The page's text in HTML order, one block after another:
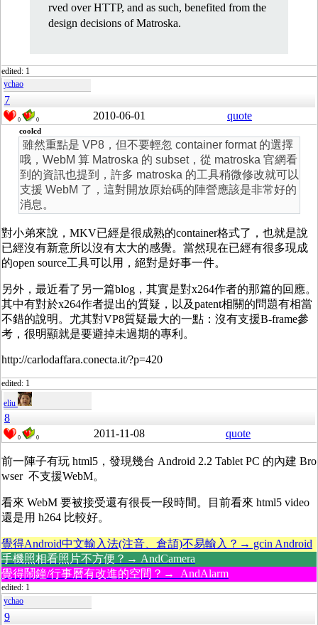
rved over HTTP, and as such, benefited from the
design decisions of Matroska.
edited: 1
ychao
7
0 0 2010-06-01 quote
coolcd
雖然重點是 VP8，但不要輕忽 container format 的選擇
哦，WebM 算 Matroska 的 subset，從 matroska 官網看
到的資訊也提到，許多 matroska 的工具稍微修改就可以
支援 WebM 了，這對開放原始碼的陣營應該是非常好的
消息。
對小弟來說，MKV已經是很成熟的container格式了，也就是說
已經沒有新意所以沒有太大的感覺。當然現在已經有很多現成
的open source工具可以用，絕對是好事一件。
另外，最近看了另一篇blog，其實是對x264作者的那篇的回應。
其中有對於x264作者提出的質疑，以及patent相關的問題有相當
不錯的說明。尤其對VP8質疑最大的一點：沒有支援B-frame參
考，很明顯就是要避掉未過期的專利。
http://carlodaffara.conecta.it/?p=420
edited: 1
eliu
8
0 0 2011-11-08 quote
前一陣子有玩 html5，發現幾台 Android 2.2 Tablet PC 的內建 Bro
wser 不支援WebM。
看來 WebM 要被接受還有很長一段時間。目前看來 html5 video
還是用 h264 比較好。
覺得Android中文輸入法(注音、倉頡)不易輸入？→ gcin Android
手機照相看照片不方便？→ AndCamera
覺得鬧鐘/行事曆有改進的空間？→ AndAlarm
edited: 1
ychao
9